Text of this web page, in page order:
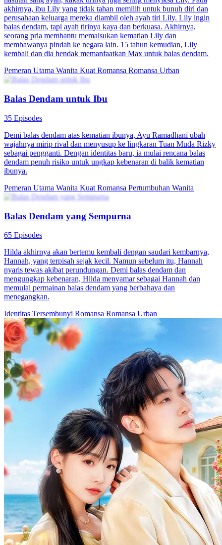
Balas Dendam Istriku
80 Episodes
Saat Lily berusia 10 tahun, ayah tiri dan kakak tirinya pindah
bersama dia dan ibunya. Tak disangka, setiap kali ayah tirinya
mabuk, dia akan memukul Lily dan ibunya. Selain itu, dibawah
hasutan sang ayah, kakak tirinya juga sering menyiksa Lily. Pada
akhirnya, ibu Lily yang tidak tahan memilih untuk bunuh diri dan
perusahaan keluarga mereka diambil oleh ayah tiri Lily. Lily ingin
balas dendam, tapi ayah tirinya kaya dan berkuasa. Akhirnya,
seorang pria membantu memalsukan kematian Lily dan
membawanya pindah ke negara lain. 15 tahun kemudian, Lily
kembali dan dia hendak memanfaatkan Max untuk balas dendam.
Pemeran Utama Wanita Kuat
RomansaRomansa Urban